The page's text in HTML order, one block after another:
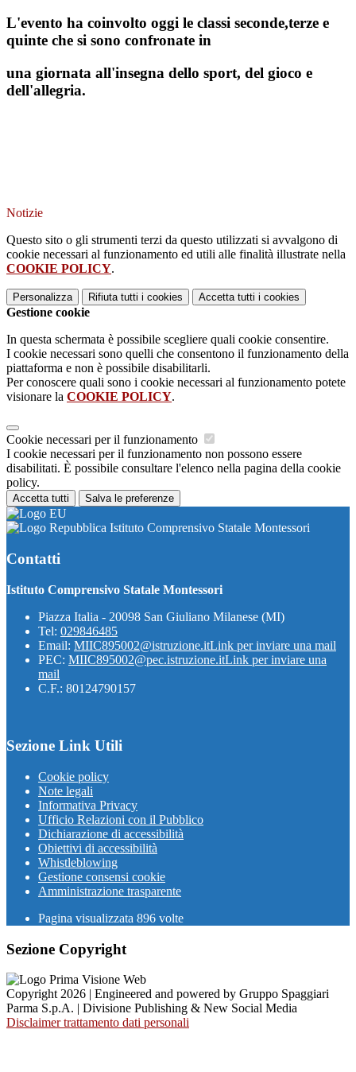
L'evento ha coinvolto oggi le classi seconde,terze e
quinte che si sono confronate in
una giornata all'insegna dello sport, del gioco e
dell'allegria.
Notizie
Questo sito o gli strumenti terzi da questo utilizzati si avvalgono di
cookie necessari al funzionamento ed utili alle finalità illustrate nella
COOKIE POLICY.
Personalizza Rifiuta tutti i cookies Accetta tutti i cookies
Gestione cookie
In questa schermata è possibile scegliere quali cookie consentire.
I cookie necessari sono quelli che consentono il funzionamento della
piattaforma e non è possibile disabilitarli.
Per conoscere quali sono i cookie necessari al funzionamento potete
visionare la COOKIE POLICY.
Cookie necessari per il funzionamento
I cookie necessari per il funzionamento non possono essere
disabilitati. È possibile consultare l'elenco nella pagina della cookie
policy.
Accetta tutti Salva le preferenze
Istituto Comprensivo Statale Montessori
Contatti
Istituto Comprensivo Statale Montessori
Piazza Italia - 20098 San Giuliano Milanese (MI)
Tel: 029846485
Email: MIIC895002@istruzione.itLink per inviare una mail
PEC: MIIC895002@pec.istruzione.itLink per inviare una
mail
C.F.: 80124790157
Sezione Link Utili
Cookie policy
Note legali
Informativa Privacy
Ufficio Relazioni con il Pubblico
Dichiarazione di accessibilità
Obiettivi di accessibilità
Whistleblowing
Gestione consensi cookie
Amministrazione trasparente
Pagina visualizzata 896 volte
Sezione Copyright
Copyright 2026 | Engineered and powered by Gruppo Spaggiari
Parma S.p.A. | Divisione Publishing & New Social Media
Disclaimer trattamento dati personali